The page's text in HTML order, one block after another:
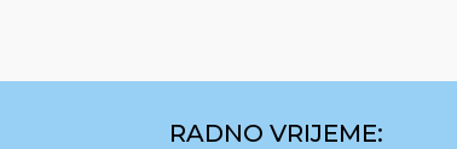
RADNO VRIJEME: